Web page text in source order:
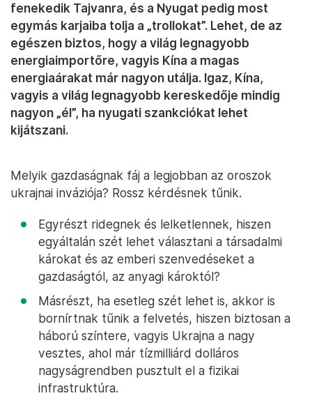
fenekedik Tajvanra, és a Nyugat pedig most
egymás karjaiba tolja a „trollokat”. Lehet, de az
egészen biztos, hogy a világ legnagyobb
energiaimportőre, vagyis Kína a magas
energiaárakat már nagyon utálja. Igaz, Kína,
vagyis a világ legnagyobb kereskedője mindig
nagyon „él”, ha nyugati szankciókat lehet
kijátszani.
Melyik gazdaságnak fáj a legjobban az oroszok
ukrajnai inváziója? Rossz kérdésnek tűnik.
Egyrészt ridegnek és lelketlennek, hiszen
egyáltalán szét lehet választani a társadalmi
károkat és az emberi szenvedéseket a
gazdaságtól, az anyagi károktól?
Másrészt, ha esetleg szét lehet is, akkor is
bornírtnak tűnik a felvetés, hiszen biztosan a
háború színtere, vagyis Ukrajna a nagy
vesztes, ahol már tízmilliárd dolláros
nagyságrendben pusztult el a fizikai
infrastruktúra.